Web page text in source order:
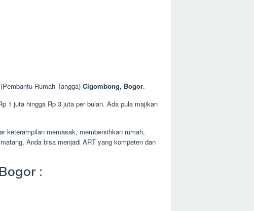
Rumah Tangga) Cigombong, Bogor.
1 juta hingga Rp 3 juta per bulan. Ada pula majikan
keterampilan memasak, membersihkan rumah,
Anda bisa menjadi ART yang kompeten dan
: